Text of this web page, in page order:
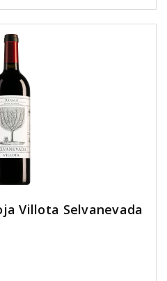
Villota Selvanevada